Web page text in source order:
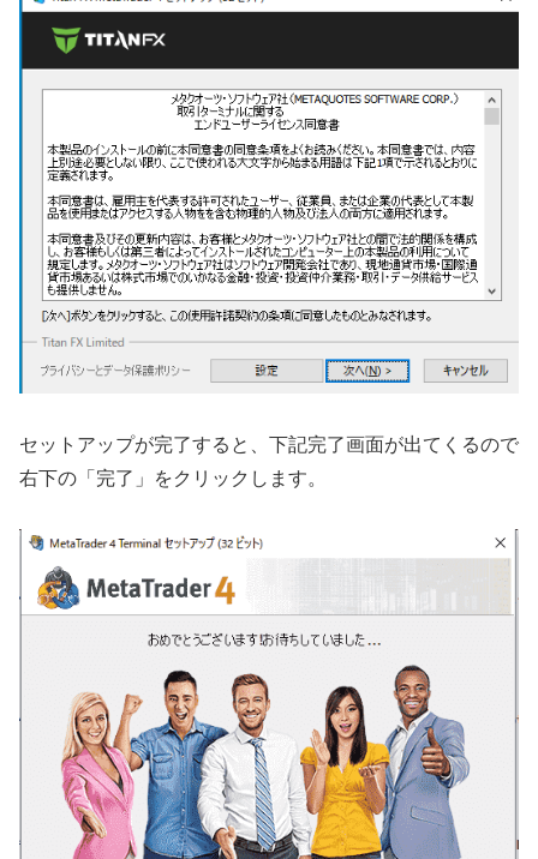
セットアップが完了すると、下記完了画面が出てくるので
右下の「完了」をクリックします。